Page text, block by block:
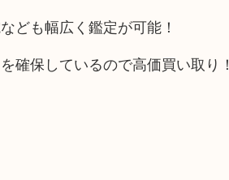
ども幅広く鑑定が可能！
確保しているので高価買い取り！